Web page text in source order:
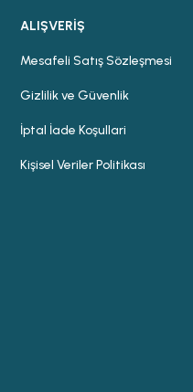
ALIŞVERİŞ
Mesafeli Satış Sözleşmesi
Gizlilik ve Güvenlik
İptal İade Koşullari
Kişisel Veriler Politikası